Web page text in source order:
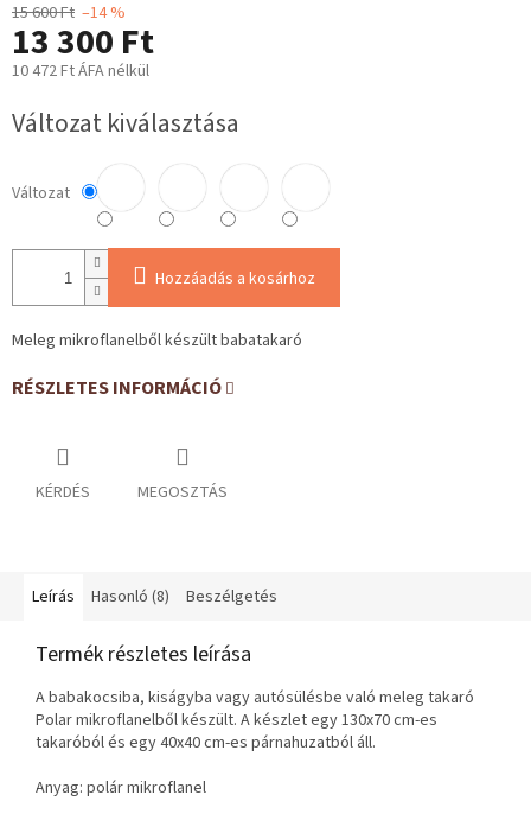
15 600 Ft –14 %
13 300 Ft
10 472 Ft ÁFA nélkül
Változat kiválasztása
Változat
Hozzáadás a kosárhoz
Meleg mikroflanelből készült babatakaró
RÉSZLETES INFORMÁCIÓ
KÉRDÉS MEGOSZTÁS
Leírás Hasonló (8) Beszélgetés
Termék részletes leírása
A babakocsiba, kiságyba vagy autósülésbe való meleg takaró
Polar mikroflanelből készült. A készlet egy 130x70 cm-es
takaróból és egy 40x40 cm-es párnahuzatból áll.
Anyag: polár mikroflanel